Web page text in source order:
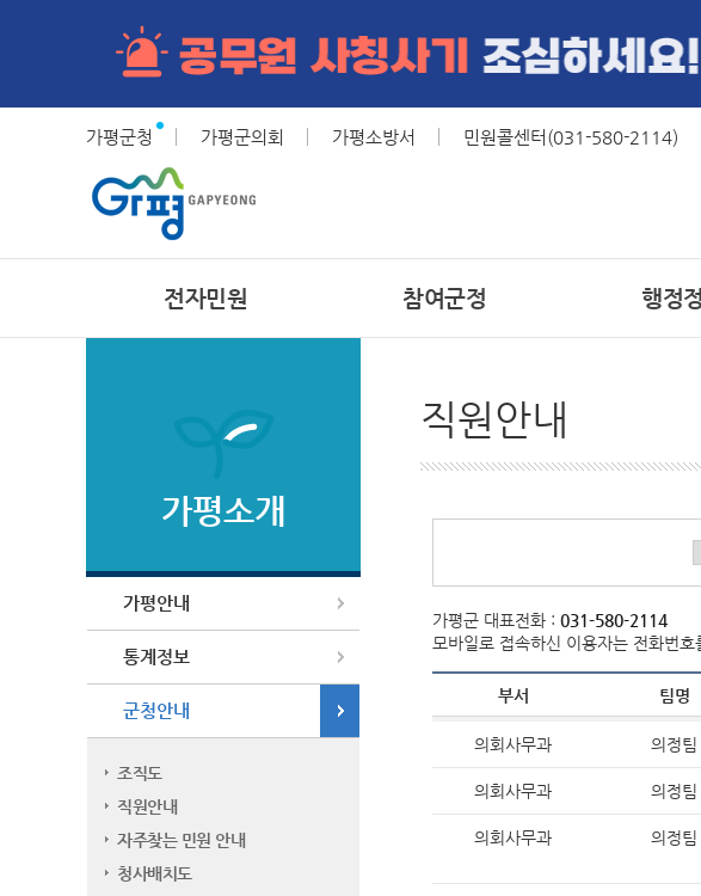
가평군청 가평군의회 가평소방서 민원콜센터(031-580-2114)
전자민원
민
부
부
참여군정
시
숲
제
규
행정
헌
사
군
주
보
가평소개
가평안내
통계정보
군청안내
조직도
직원안내
자주찾는 민원 안내
청사배치도
직원안내
가평군 대표전화 : 031-580-2114
모바일로 접속하신 이용자는 전화번
부서 팀명
의회사무과 의정팀
의회사무과 의정팀
의회사무과 의정팀